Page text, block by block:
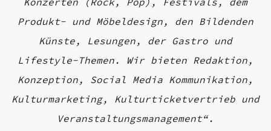
Produkt- und Möbeldesign, den Bildenden
Künste, Lesungen, der Gastro und
Lifestyle-Themen. Wir bieten Redaktion,
Konzeption, Social Media Kommunikation,
Kulturmarketing, Kulturticketvertrieb und
Veranstaltungsmanagement“.